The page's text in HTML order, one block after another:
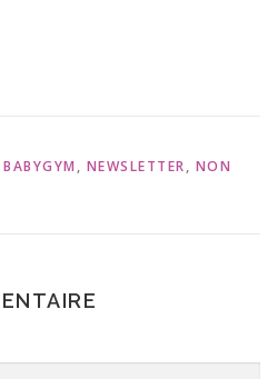
BABYGYM , NEWSLETTER, NON